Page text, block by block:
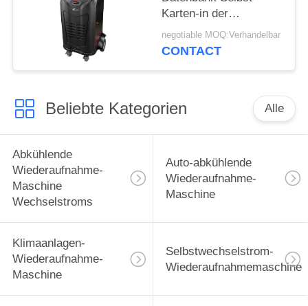
Karten-in der
automatischen Öl-
Einspritzungs-
Maschinen-Sd
negotiable MOQ:Verhandelbar
CONTACT
Beliebte Kategorien Alle
Abkühlende
Wiederaufnahme-
Maschine
Wechselstroms
Auto-abkühlende
Wiederaufnahme-
Maschine
Klimaanlagen-
Wiederaufnahme-
Maschine
Selbstwechselstrom-
Wiederaufnahmemaschine